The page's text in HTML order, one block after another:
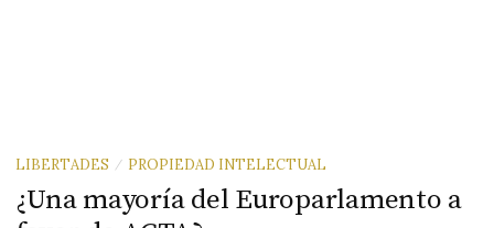
LIBERTADES / PROPIEDAD INTELECTUAL
¿Una mayoría del Europarlamento a